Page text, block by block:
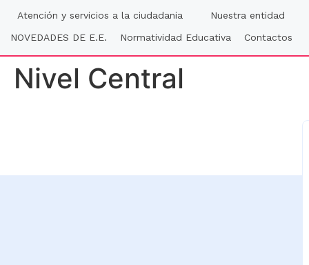
Atención y servicios a la ciudadania
Nuestra entidad
NOVEDADES DE E.E.
Normatividad Educativa Contactos
Nivel Central